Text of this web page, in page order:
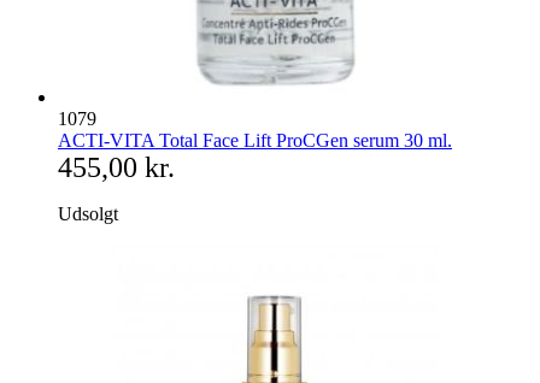
1079
ACTI-VITA Total Face Lift ProCGen serum 30 ml.
455,00 kr.
Udsolgt